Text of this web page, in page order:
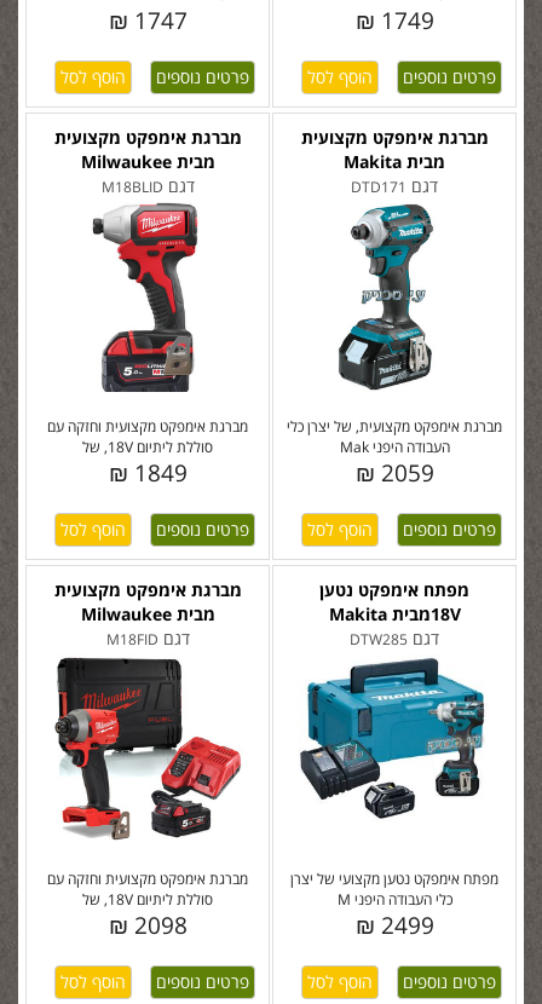
1747 ₪
פרטים נוספים
1749 ₪
פרטים נוספים
מברגת אימפקט מקצועית
מבית Milwaukee
דגם M18BLID
מברגת אימפקט מקצועית וחזקה עם
סוללת ליתיום 18V, של
1849 ₪
פרטים נוספים
מברגת אימפקט מקצועית
מבית Makita
דגם DTD171
מברגת אימפקט מקצועית, של יצרן כלי
העבודה היפני Mak
2059 ₪
פרטים נוספים
מברגת אימפקט מקצועית
מבית Milwaukee
דגם M18FID
מברגת אימפקט מקצועית וחזקה עם
סוללת ליתיום 18V, של
2098 ₪
פרטים נוספים
מפתח אימפקט נטען
18Vמבית Makita
דגם DTW285
מפתח אימפקט נטען מקצועי של יצרן
כלי העבודה היפני M
2499 ₪
פרטים נוספים